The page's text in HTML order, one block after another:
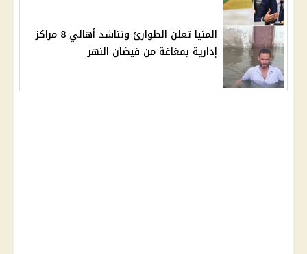
المنيا تعلن الطوارئ وتناشد أهالي 8 مراكز
إدارية بمغاغة من فيضان النهر